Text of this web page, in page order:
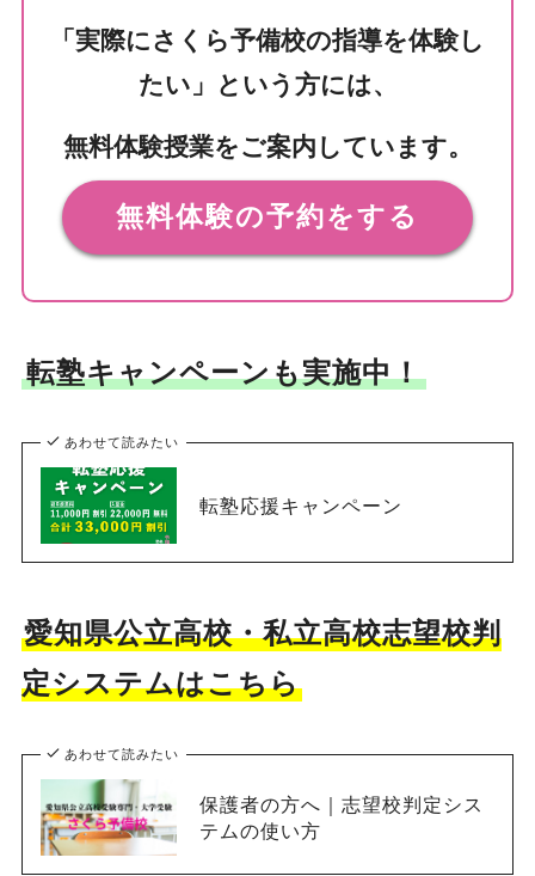
「実際にさくら予備校の指導を体験し
たい」という方には、
無料体験授業をご案内しています。
無料体験の予約をする
転塾キャンペーンも実施中！
あわせて読みたい
転塾応援キャンペーン
愛知県公立高校・私立高校志望校判
定システムはこちら
あわせて読みたい
保護者の方へ｜志望校判定シス
テムの使い方